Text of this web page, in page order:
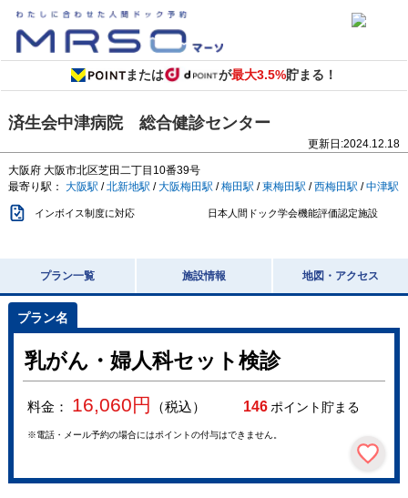
または が最大3.5%貯まる！
済生会中津病院 総合健診センター
更新日:2024.12.18
大阪府 大阪市北区芝田二丁目10番39号
最寄り駅： 大阪駅 /北新地駅 /大阪梅田駅 /梅田駅 /東梅田駅 /西梅田駅 /中津駅
インボイス制度に対応 日本人間ドック学会機能評価認定施設
プラン一覧 施設情報 地図・アクセス
乳がん・婦人科セット検診
料金： 16,060円 （税込） 146ポイント貯まる
※電話・メール予約の場合にはポイントの付与はできません。